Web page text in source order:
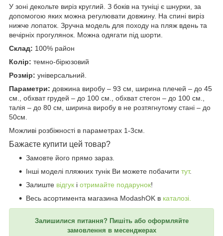
У зоні декольте виріз круглий. З боків на туніці є шнурки, за
допомогою яких можна регулювати довжину. На спині виріз
нижче лопаток. Зручна модель для походу на пляж вдень та
вечірніх прогулянок. Можна одягати під шорти.
Склад: 100% район
Колір: темно-бірюзовий
Розмір: універсальний.
Параметри: довжина виробу – 93 см, ширина плечей – до 45
см., обхват грудей – до 100 см., обхват стегон – до 100 см.,
талія – до 80 см, ширина виробу в не розтягнутому стані – до
50см.
Можливі розбіжності в параметрах 1-3см.
Бажаєте купити цей товар?
Замовте його прямо зараз.
Інші моделі пляжних тунік Ви можете побачити тут.
Залиште відгук і отримайте подарунок!
Весь асортимента магазина ModashOK в каталозі.
Залишилися питання? Пишіть або оформляйте
замовлення в месенджерах